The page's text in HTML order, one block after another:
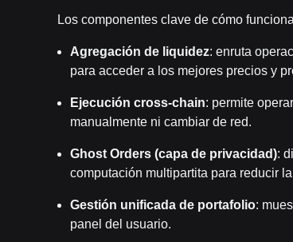
Los componentes clave de cómo
Agregación de liquidez: enruta
para acceder a los mejores precios y
Ejecución cross-chain: permite
manualmente ni cambiar de red.
Ghost Orders (capa de privacidad):
computación multipartita para reducir
Gestión unificada de portafolio:
panel del usuario.